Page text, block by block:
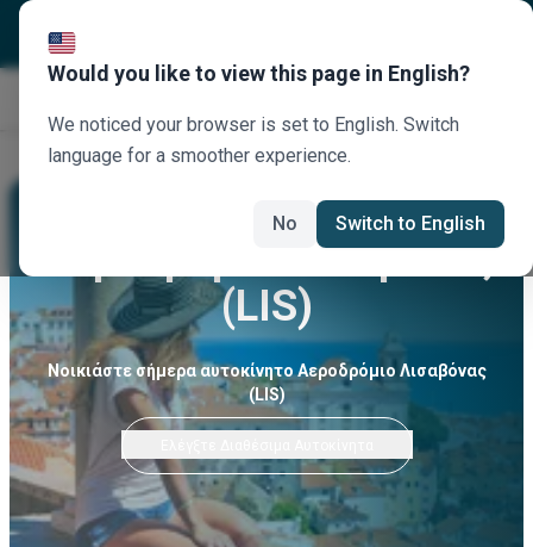
Αεροδρόμιο Λισαβόνας
(LIS)
Νοικιάστε σήμερα αυτοκίνητο Αεροδρόμιο Λισαβόνας
(LIS)
Would you like to view this page in English?
We noticed your browser is set to English. Switch
language for a smoother experience.
No Switch to English